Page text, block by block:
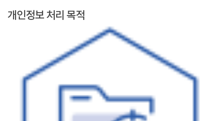
개인정보 처리 목적